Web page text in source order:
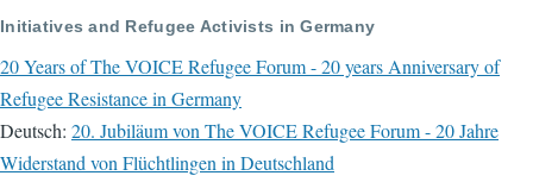
Initiatives and Refugee Activists in Germany
20 Years of The VOICE Refugee Forum - 20 years Anniversary of
Refugee Resistance in Germany
Deutsch: 20. Jubiläum von The VOICE Refugee Forum - 20 Jahre
Widerstand von Flüchtlingen in Deutschland